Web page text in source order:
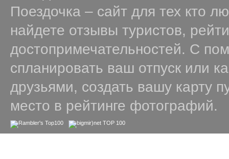
Поездочка – сайт для тех кто
найдете отзывы туристов,
достопримечательностей. С
спланировать ваш отпуск или
друзьями, создать вашу карту
место в рейтинге фотографий.